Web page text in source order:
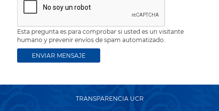
Esta pregunta es para comprobar si usted es un visitante
humano y prevenir envíos de spam automatizado.
TRANSPARENCIA UCR